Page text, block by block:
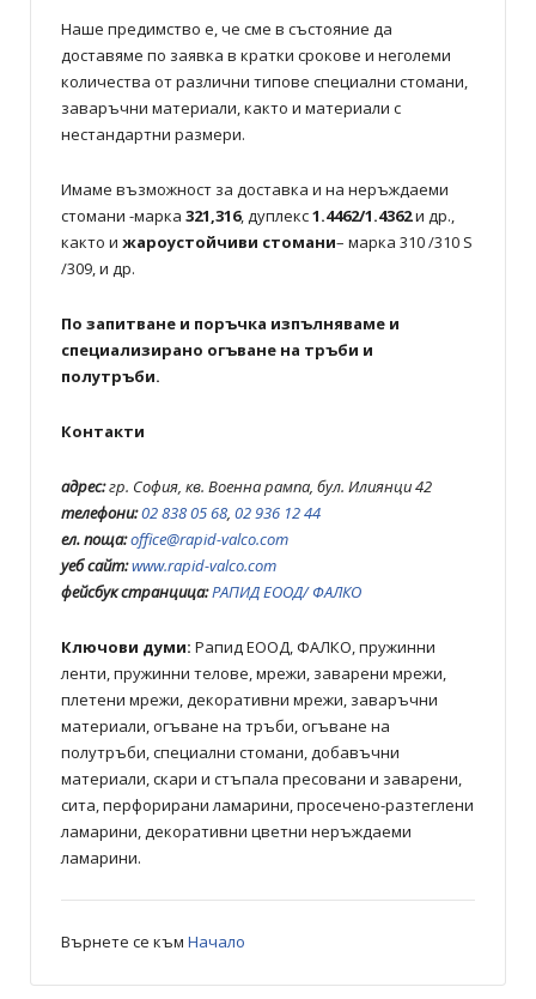
Наше предимство е, че сме в състояние да
доставяме по заявка в кратки срокове и неголеми
количества от различни типове специални стомани,
заваръчни материали, както и материали с
нестандартни размери.
Имаме възможност за доставка и на неръждаеми
стомани -марка 321,316, дуплекс1.4462/1.4362и др.,
както и жароустойчиви стомани– марка 310 /310 S
/309, и др.
По запитване и поръчка изпълняваме и
специализирано огъване на тръби и
полутръби.
Контакти
адрес:гр. София, кв. Военна рампа, бул. Илиянци 42
телефони:02 838 05 68, 02 936 12 44
ел. поща:office@rapid-valco.com
уеб сайт:www.rapid-valco.com
фейсбук странцица:РАПИД ЕООД/ ФАЛКО
Ключови думи: Рапид ЕООД, ФАЛКО, пружинни
ленти, пружинни телове, мрежи, заварени мрежи,
плетени мрежи, декоративни мрежи, заваръчни
материали, огъване на тръби, огъване на
полутръби, специални стомани, добавъчни
материали, скари и стъпала пресовани и заварени,
сита, перфорирани ламарини, просечено-разтеглени
ламарини, декоративни цветни неръждаеми
ламарини.
Върнете се към Начало